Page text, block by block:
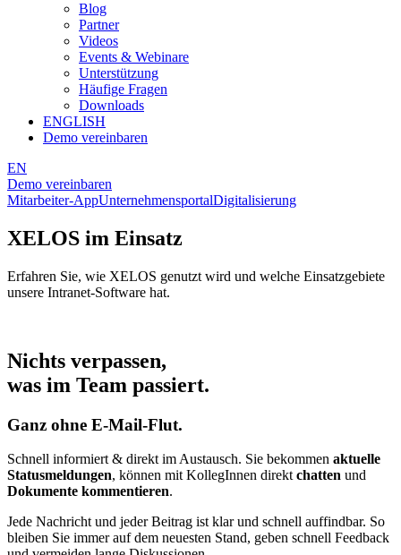
Blog
Partner
Videos
Events & Webinare
Unterstützung
Häufige Fragen
Downloads
ENGLISH
Demo vereinbaren
EN
Demo vereinbaren
Mitarbeiter-AppUnternehmensportalDigitalisierung
XELOS im Einsatz
Erfahren Sie, wie XELOS genutzt wird und welche Einsatzgebiete
unsere Intranet-Software hat.
Nichts verpassen,
was im Team passiert.
Ganz ohne E-Mail-Flut.
Schnell informiert & direkt im Austausch. Sie bekommen aktuelle
Statusmeldungen, können mit KollegInnen direktchatten und
Dokumente kommentieren.
Jede Nachricht und jeder Beitrag ist klar und schnell auffindbar. So
bleiben Sie immer auf dem neuesten Stand, geben schnell Feedback